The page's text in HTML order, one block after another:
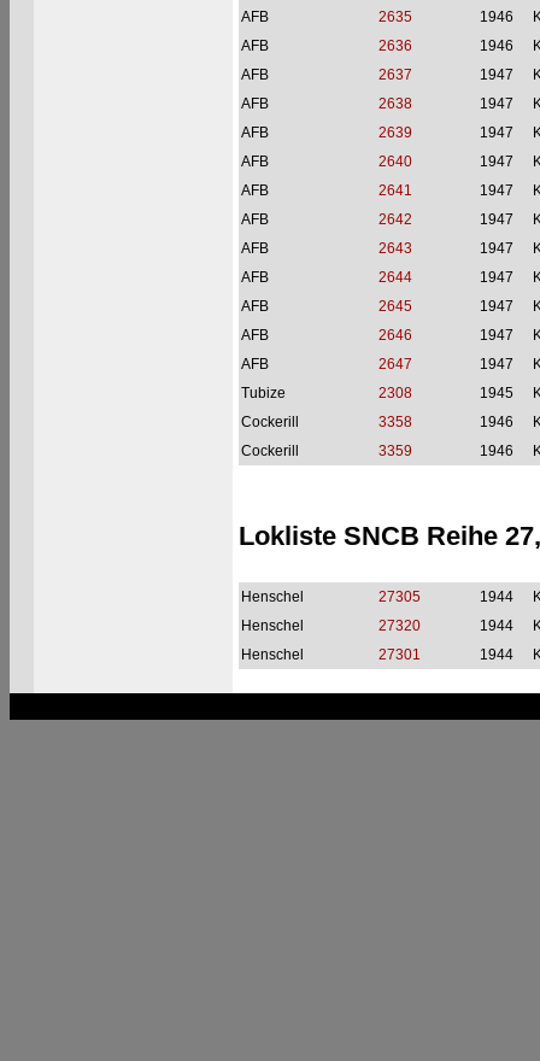
AFB
2635 1946
AFB
2636 1946
AFB
2637 1947
AFB
2638 1947
AFB
2639 1947
AFB
2640 1947
AFB
2641 1947
AFB
2642 1947
AFB
2643 1947
AFB
2644 1947
AFB
2645 1947
AFB
2646 1947
AFB
2647 1947
Tubize
2308 1945
Cockerill
3358 1946
Cockerill
3359 1946
Lokliste SNCB Reihe
Henschel 27305 1944
Henschel
27320 1944
Henschel
27301 1944